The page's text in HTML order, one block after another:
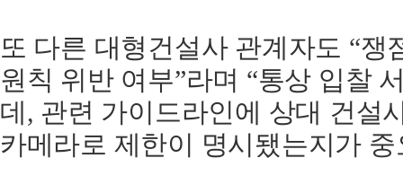
또 다른 대형건설사 관계자도 “쟁
원칙 위반 여부”라며 “통상 입찰
데, 관련 가이드라인에 상대 건설
카메라로 제한이 명시됐는지가